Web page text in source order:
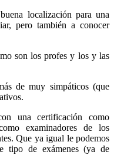
localización para una
pero también a conocer
son los profes y los y las
de muy simpáticos (que
una certificación como
examinadores de los
Que ya igual le podemos
tipo de exámenes (ya de